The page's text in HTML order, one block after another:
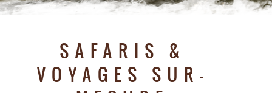
SAFARIS &
VOYAGES SUR-